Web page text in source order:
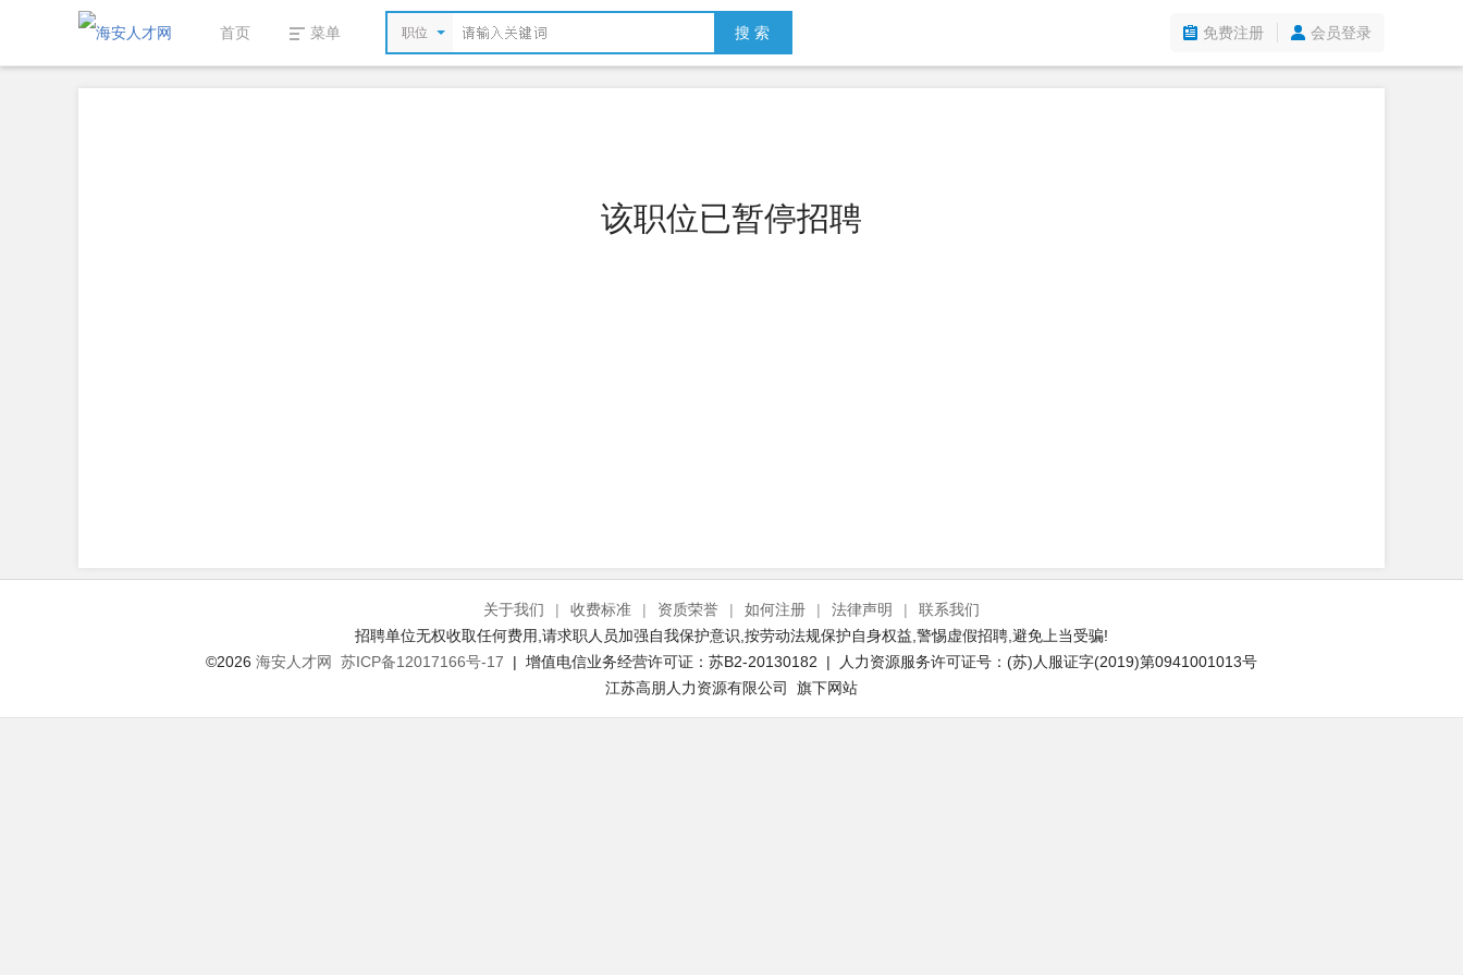
首页 菜单 职位 搜 索 免费注册 会员登录
该职位已暂停招聘
关于我们 | 收费标准 | 资质荣誉 | 如何注册 | 法律声明 |
联系我们
招聘单位无权收取任何费用,请求职人员加强自我保护意识,按劳动法规保护自身权益,警惕虚假招聘,避免上当受骗!
©2026 海安人才网 苏ICP备12017166号-17 | 增值电信业务经营许可证：苏B2-20130182 | 人力资源服务许可证号：(苏)人服证字(2019)第0941001013号
江苏高朋人力资源有限公司 旗下网站